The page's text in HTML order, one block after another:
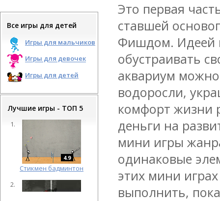
Все игры для детей
Игры для мальчиков
Игры для девочек
Игры для детей
Лучшие игры - ТОП 5
4.9
Cтикмен бадминтон
Это первая
ставшей
Фишдом. Идеей
обустраивать
аквариум
водоросли,
комфорт жизни
деньги на
мини игры
одинаковые
этих мини
выполнить,